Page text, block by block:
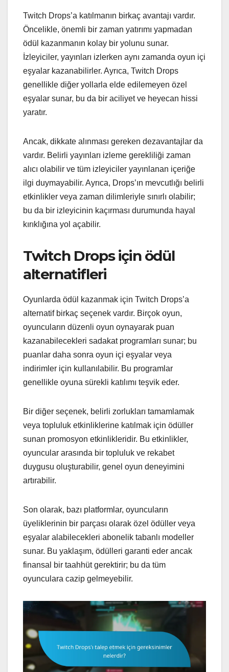
Twitch Drops’a katılmanın birkaç avantajı vardır.
Öncelikle, önemli bir zaman yatırımı yapmadan
ödül kazanmanın kolay bir yolunu sunar.
İzleyiciler, yayınları izlerken aynı zamanda oyun içi
eşyalar kazanabilirler. Ayrıca, Twitch Drops
genellikle diğer yollarla elde edilemeyen özel
eşyalar sunar, bu da bir aciliyet ve heyecan hissi
yaratır.
Ancak, dikkate alınması gereken dezavantajlar da
vardır. Belirli yayınları izleme gerekliliği zaman
alıcı olabilir ve tüm izleyiciler yayınlanan içeriğe
ilgi duymayabilir. Ayrıca, Drops’ın mevcutlığı belirli
etkinlikler veya zaman dilimleriyle sınırlı olabilir;
bu da bir izleyicinin kaçırması durumunda hayal
kırıklığına yol açabilir.
Twitch Drops için ödül
alternatifleri
Oyunlarda ödül kazanmak için Twitch Drops’a
alternatif birkaç seçenek vardır. Birçok oyun,
oyuncuların düzenli oyun oynayarak puan
kazanabilecekleri sadakat programları sunar; bu
puanlar daha sonra oyun içi eşyalar veya
indirimler için kullanılabilir. Bu programlar
genellikle oyuna sürekli katılımı teşvik eder.
Bir diğer seçenek, belirli zorlukları tamamlamak
veya topluluk etkinliklerine katılmak için ödüller
sunan promosyon etkinlikleridir. Bu etkinlikler,
oyuncular arasında bir topluluk ve rekabet
duygusu oluşturabilir, genel oyun deneyimini
artırabilir.
Son olarak, bazı platformlar, oyuncuların
üyeliklerinin bir parçası olarak özel ödüller veya
eşyalar alabilecekleri abonelik tabanlı modeller
sunar. Bu yaklaşım, ödülleri garanti eder ancak
finansal bir taahhüt gerektirir; bu da tüm
oyunculara cazip gelmeyebilir.